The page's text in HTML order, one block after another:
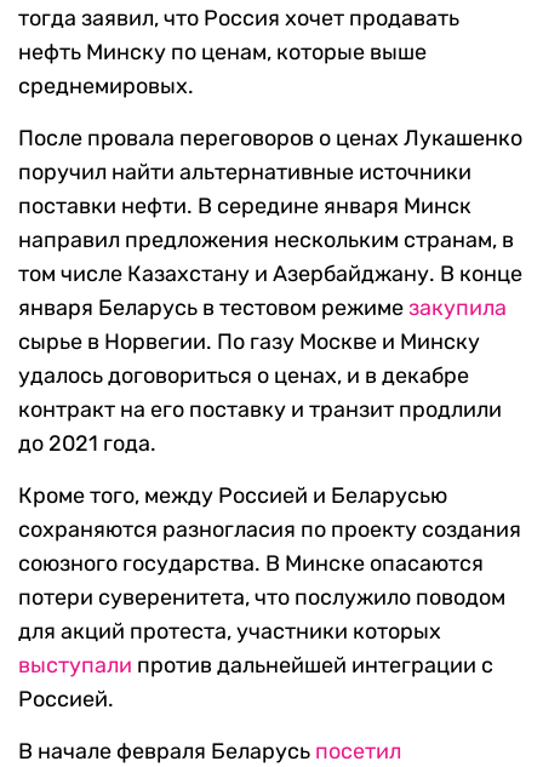
тогда заявил, что Россия хочет продавать
нефть Минску по ценам, которые выше
среднемировых.
После провала переговоров о ценах Лукашенко
поручил найти альтернативные источники
поставки нефти. В середине января Минск
направил предложения нескольким странам, в
том числе Казахстану и Азербайджану. В конце
января Беларусь в тестовом режимезакупила
сырье в Норвегии. По газу Москве и Минску
удалось договориться о ценах, и в декабре
контракт на его поставку и транзит продлили
до 2021 года.
Кроме того, между Россией и Беларусью
сохраняются разногласия по проекту создания
союзного государства. В Минске опасаются
потери суверенитета, что послужило поводом
для акций протеста, участники которых
выступали против дальнейшей интеграции с
Россией.
В начале февраля Беларусь посетил